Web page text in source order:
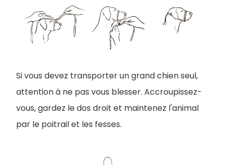
Si vous devez transporter un grand chien seul,
attention à ne pas vous blesser. Accroupissez-
vous, gardez le dos droit et maintenez l'animal
par le poitrail et les fesses.